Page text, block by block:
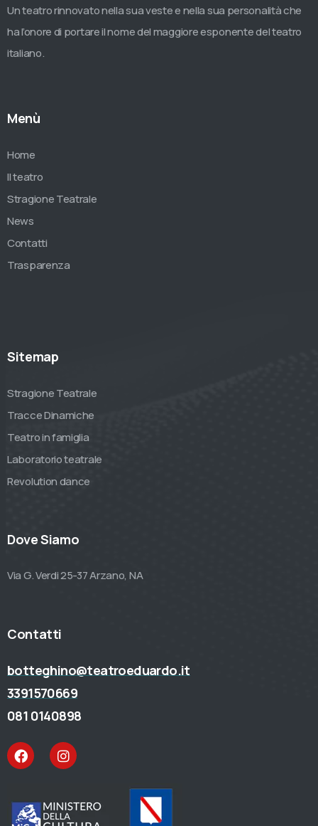
Un teatro rinnovato nella sua veste e nella sua personalità che
ha l’onore di portare il nome del maggiore esponente del teatro
italiano.
Menù
Home
Il teatro
Stragione Teatrale
News
Contatti
Trasparenza
Sitemap
Stragione Teatrale
Tracce Dinamiche
Teatro in famiglia
Laboratorio teatrale
Revolution dance
Dove Siamo
Via G. Verdi 25-37 Arzano, NA
Contatti
botteghino@teatroeduardo.it
3391570669
081 0140898